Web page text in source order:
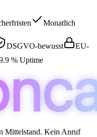
Monatlich
DSGVO-bewusst
EU-
% Uptime
Mittelstand. Kein Anruf